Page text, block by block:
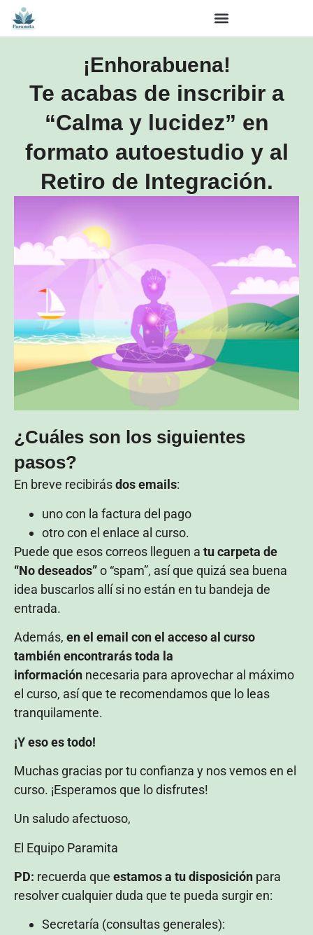
¡Enhorabuena!
Te acabas de inscribir a
“Calma y lucidez” en
formato autoestudio y al
Retiro de Integración.
¿Cuáles son los siguientes
pasos?
En breve recibirásdos emails:
uno con la factura del pago
otro con el enlace al curso.
Puede que esos correos lleguen a tu carpeta de
“No deseados”o “spam”, así que quizá sea buena
idea buscarlos allí si no están en tu bandeja de
entrada.
Además, en el email con el acceso al curso
también encontrarás toda la
información necesaria para aprovechar al máximo
el curso, así que te recomendamos que lo leas
tranquilamente.
¡Y eso es todo!
Muchas gracias por tu confianza y nos vemos en el
curso. ¡Esperamos que lo disfrutes!
Un saludo afectuoso,
El Equipo Paramita
PD: recuerda que estamos a tu disposición para
resolver cualquier duda que te pueda surgir en:
Secretaría (consultas generales):